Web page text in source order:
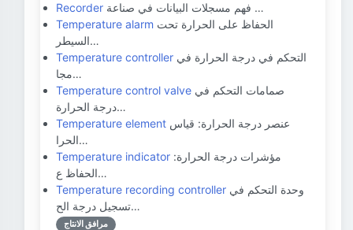
Recorder
فهم مسجلات البيانات في صناعة …
Temperature alarm
السيطر…
Temperature controller
مجا…
Temperature control valve
درجة الحرارة…
Temperature element
الحرا…
Temperature indicator
الحفاظ ع…
Temperature recording controller
تسجيل درجة الح…
مرافق الانتاج